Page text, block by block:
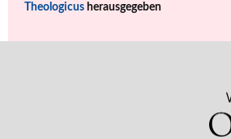
Theologicus herausgegeben